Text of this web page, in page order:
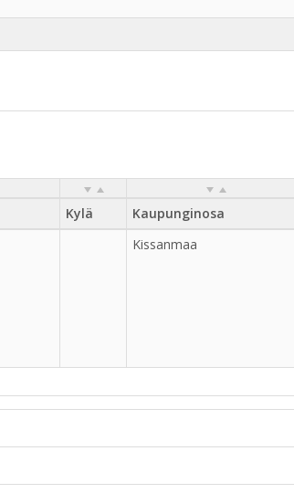
Kylä Kaupunginosa
Kissanmaa